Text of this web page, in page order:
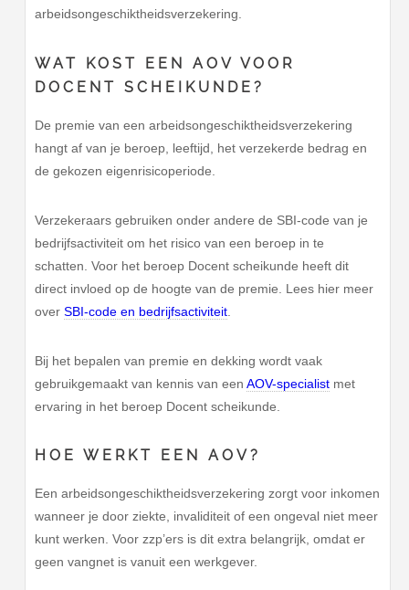
arbeidsongeschiktheidsverzekering.
WAT KOST EEN AOV VOOR
DOCENT SCHEIKUNDE?
De premie van een arbeidsongeschiktheidsverzekering
hangt af van je beroep, leeftijd, het verzekerde bedrag en
de gekozen eigenrisicoperiode.
Verzekeraars gebruiken onder andere de SBI-code van je
bedrijfsactiviteit om het risico van een beroep in te
schatten. Voor het beroep Docent scheikunde heeft dit
direct invloed op de hoogte van de premie. Lees hier meer
overSBI-code en bedrijfsactiviteit
Bij het bepalen van premie en dekking wordt vaak
gebruikgemaakt van kennis van eenAOV-specialist met
ervaring in het beroep Docent scheikunde.
HOE WERKT EEN AOV?
Een arbeidsongeschiktheidsverzekering zorgt voor inkomen
wanneer je door ziekte, invaliditeit of een ongeval niet meer
kunt werken. Voor zzp’ers is dit extra belangrijk, omdat er
geen vangnet is vanuit een werkgever.